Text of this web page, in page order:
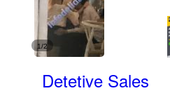
1/2
Detetive Sales